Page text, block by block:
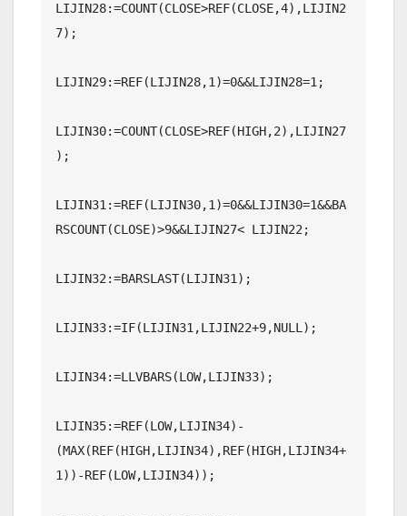
LIJIN28:=COUNT(CLOSE>REF(CLOSE,4),LIJIN2
7);
LIJIN29:=REF(LIJIN28,1)=0&&LIJIN28=1;
LIJIN30:=COUNT(CLOSE>REF(HIGH,2),LIJIN27
);
LIJIN31:=REF(LIJIN30,1)=0&&LIJIN30=1&&BA
RSCOUNT(CLOSE)>9&&LIJIN27< LIJIN22;
LIJIN32:=BARSLAST(LIJIN31);
LIJIN33:=IF(LIJIN31,LIJIN22+9,NULL);
LIJIN34:=LLVBARS(LOW,LIJIN33);
LIJIN35:=REF(LOW,LIJIN34)-
(MAX(REF(HIGH,LIJIN34),REF(HIGH,LIJIN34+
1))-REF(LOW,LIJIN34));